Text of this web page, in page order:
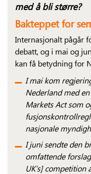
med å bli større?
Bakteppet for
Internasjonalt pågår
debatt, og i mai og
kan få betydning for
I mai kom
Nederland med
Markets Act som
nasjonale
I juni sendte den
omfattende
UK’s]